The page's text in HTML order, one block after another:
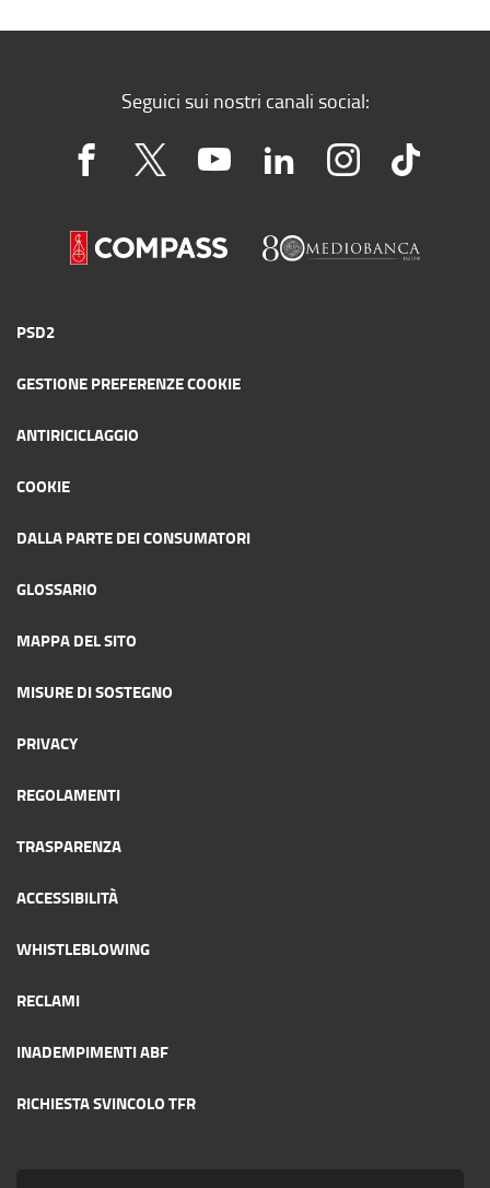
S.r.l.
Seguici sui nostri canali social:
PSD2
GESTIONE PREFERENZE COOKIE
ANTIRICICLAGGIO
COOKIE
DALLA PARTE DEI CONSUMATORI
GLOSSARIO
MAPPA DEL SITO
MISURE DI SOSTEGNO
PRIVACY
REGOLAMENTI
TRASPARENZA
ACCESSIBILITÀ
WHISTLEBLOWING
RECLAMI
INADEMPIMENTI ABF
RICHIESTA SVINCOLO TFR